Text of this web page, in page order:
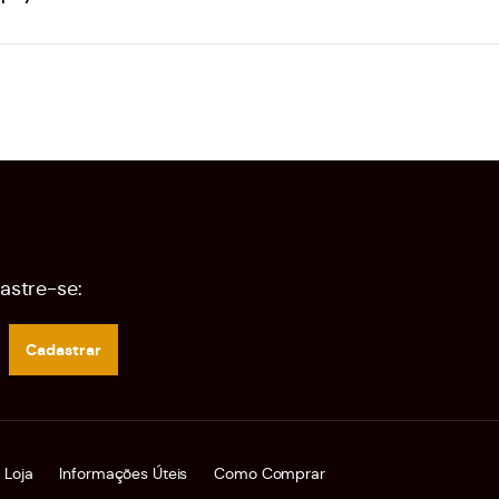
se:
Cadastrar
Informações Úteis Como Comprar